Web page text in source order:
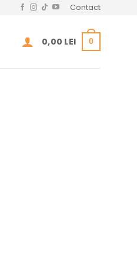
Contact
0,00 LEI 0